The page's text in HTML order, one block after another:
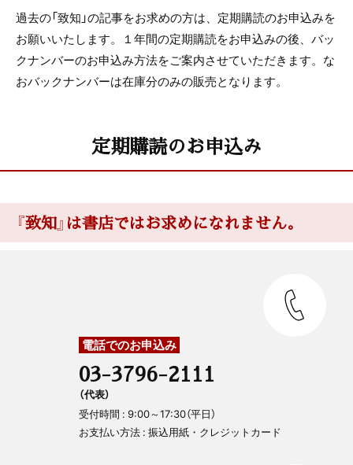
過去の「致知」の記事をお求めの方は、定期購読のお申込みを
お願いいたします。１年間の定期購読をお申込みの後、バッ
クナンバーのお申込み方法をご案内させていただきます。な
おバックナンバーは在庫分のみの販売となります。
定期購読のお申込み
『致知』は書店ではお求めになれません。
電話でのお申込み
03-3796-2111
（代表）
受付時間 : 9:00～17:30（平日）
お支払い方法 : 振込用紙・クレジットカード